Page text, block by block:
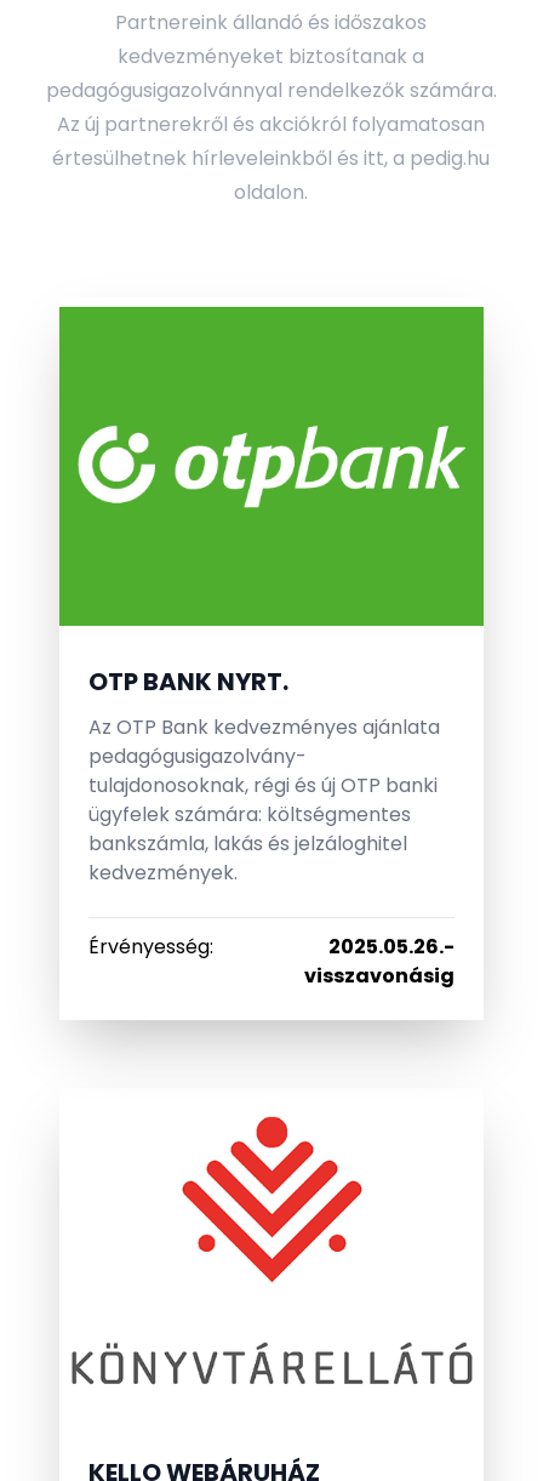
Partnereink állandó és időszakos
kedvezményeket biztosítanak a
pedagógusigazolvánnyal rendelkezők számára.
Az új partnerekről és akciókról folyamatosan
értesülhetnek hírleveleinkből és itt, a pedig.hu
oldalon.
OTP BANK NYRT.
Az OTP Bank kedvezményes ajánlata
pedagógusigazolvány-
tulajdonosoknak, régi és új OTP banki
ügyfelek számára: költségmentes
bankszámla, lakás és jelzáloghitel
kedvezmények.
Érvényesség: 2025.05.26.-
visszavonásig
KELLO WEBÁRUHÁZ